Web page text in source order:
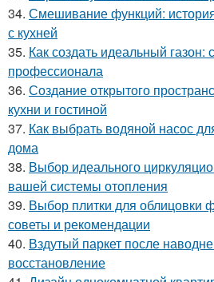
34. Смешивание функций:
с кухней
35. Как создать идеальный газон:
профессионала
36. Создание открытого
кухни и гостиной
37. Как выбрать водяной насос
дома
38. Выбор идеального
вашей системы отопления
39. Выбор плитки для облицовки
советы и рекомендации
40. Вздутый паркет после
восстановление